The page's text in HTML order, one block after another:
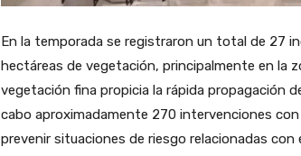
En la temporada se registraron un total de 27
hectáreas de vegetación, principalmente en la
vegetación fina propicia la rápida propagación
cabo aproximadamente 270 intervenciones
prevenir situaciones de riesgo relacionadas con